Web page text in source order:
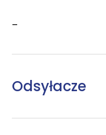
–
Odsyłacze